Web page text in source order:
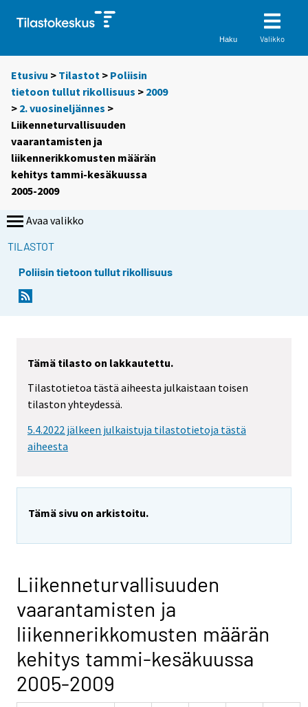
Haku Valikko
Etusivu > Tilastot > Poliisin
tietoon tullut rikollisuus > 2009
> 2. vuosineljännes >
Liikenneturvallisuuden
vaarantamisten ja
liikennerikkomusten määrän
kehitys tammi-kesäkuussa
2005-2009
Avaa valikko
TILASTOT
Poliisin tietoon tullut rikollisuus
Tämä tilasto on lakkautettu.
Tilastotietoa tästä aiheesta julkaistaan toisen
tilaston yhteydessä.
5.4.2022 jälkeen julkaistuja tilastotietoja tästä
aiheesta
Tämä sivu on arkistoitu.
Liikenneturvallisuuden
vaarantamisten ja
liikennerikkomusten määrän
kehitys tammi-kesäkuussa
2005-2009